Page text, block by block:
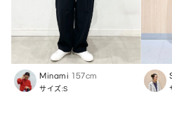
Minami 157cm
サイズ:S